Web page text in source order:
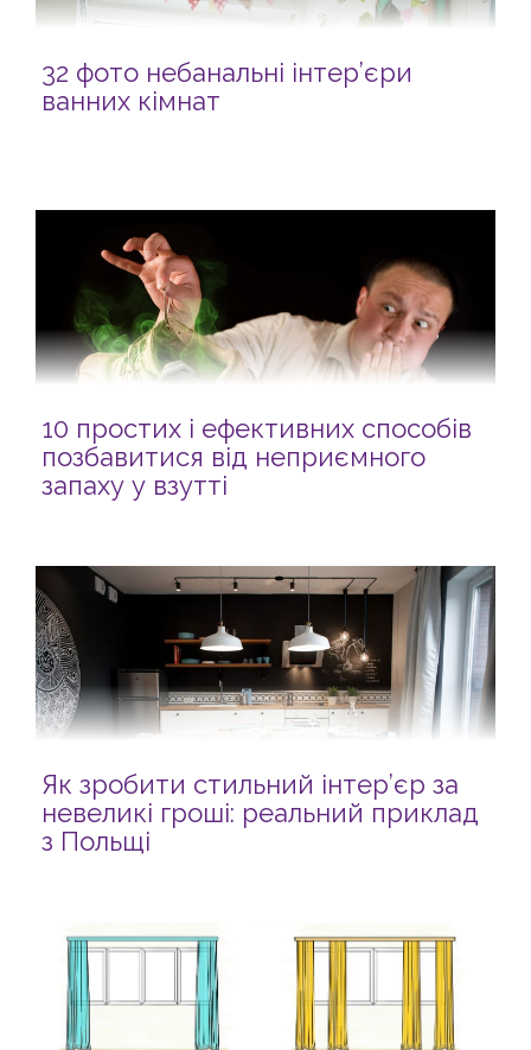
32 фото небанальні інтер’єри
ванних кімнат
10 простих і ефективних способів
позбавитися від неприємного
запаху у взутті
Як зробити стильний інтер’єр за
невеликі гроші: реальний приклад
з Польщі